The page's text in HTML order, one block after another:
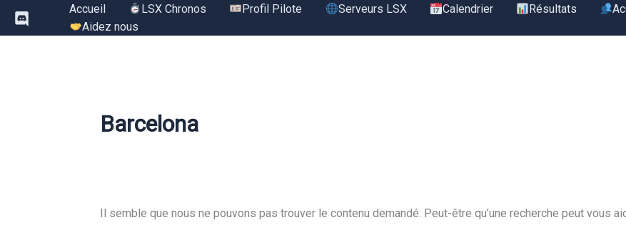
Aller
Accueil LSX Chronos Profil Pilote Serveurs LSX Calendrier Résultats
Aidez nous
Barcelona
Il semble que nous ne pouvons pas trouver le contenu demandé. Peut-être qu’une recherche peut vous